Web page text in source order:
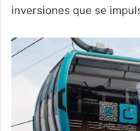
inversiones que se